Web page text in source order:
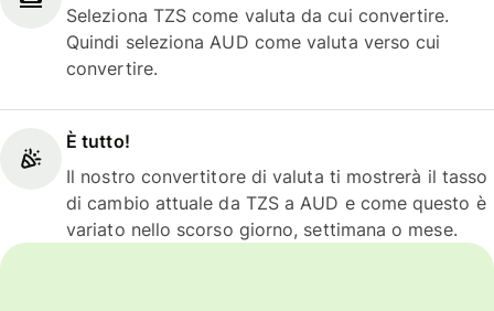
Seleziona TZS come valuta da cui convertire.
Quindi seleziona AUD come valuta verso cui
convertire.
È tutto!
Il nostro convertitore di valuta ti mostrerà il tasso
di cambio attuale da TZS a AUD e come questo è
variato nello scorso giorno, settimana o mese.